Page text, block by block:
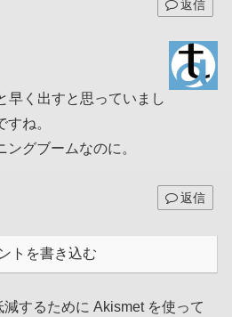
返信
早く出すと思っていまし
ね。
グブームなのに。
返信
トを書き込む
するために Akismet を使って